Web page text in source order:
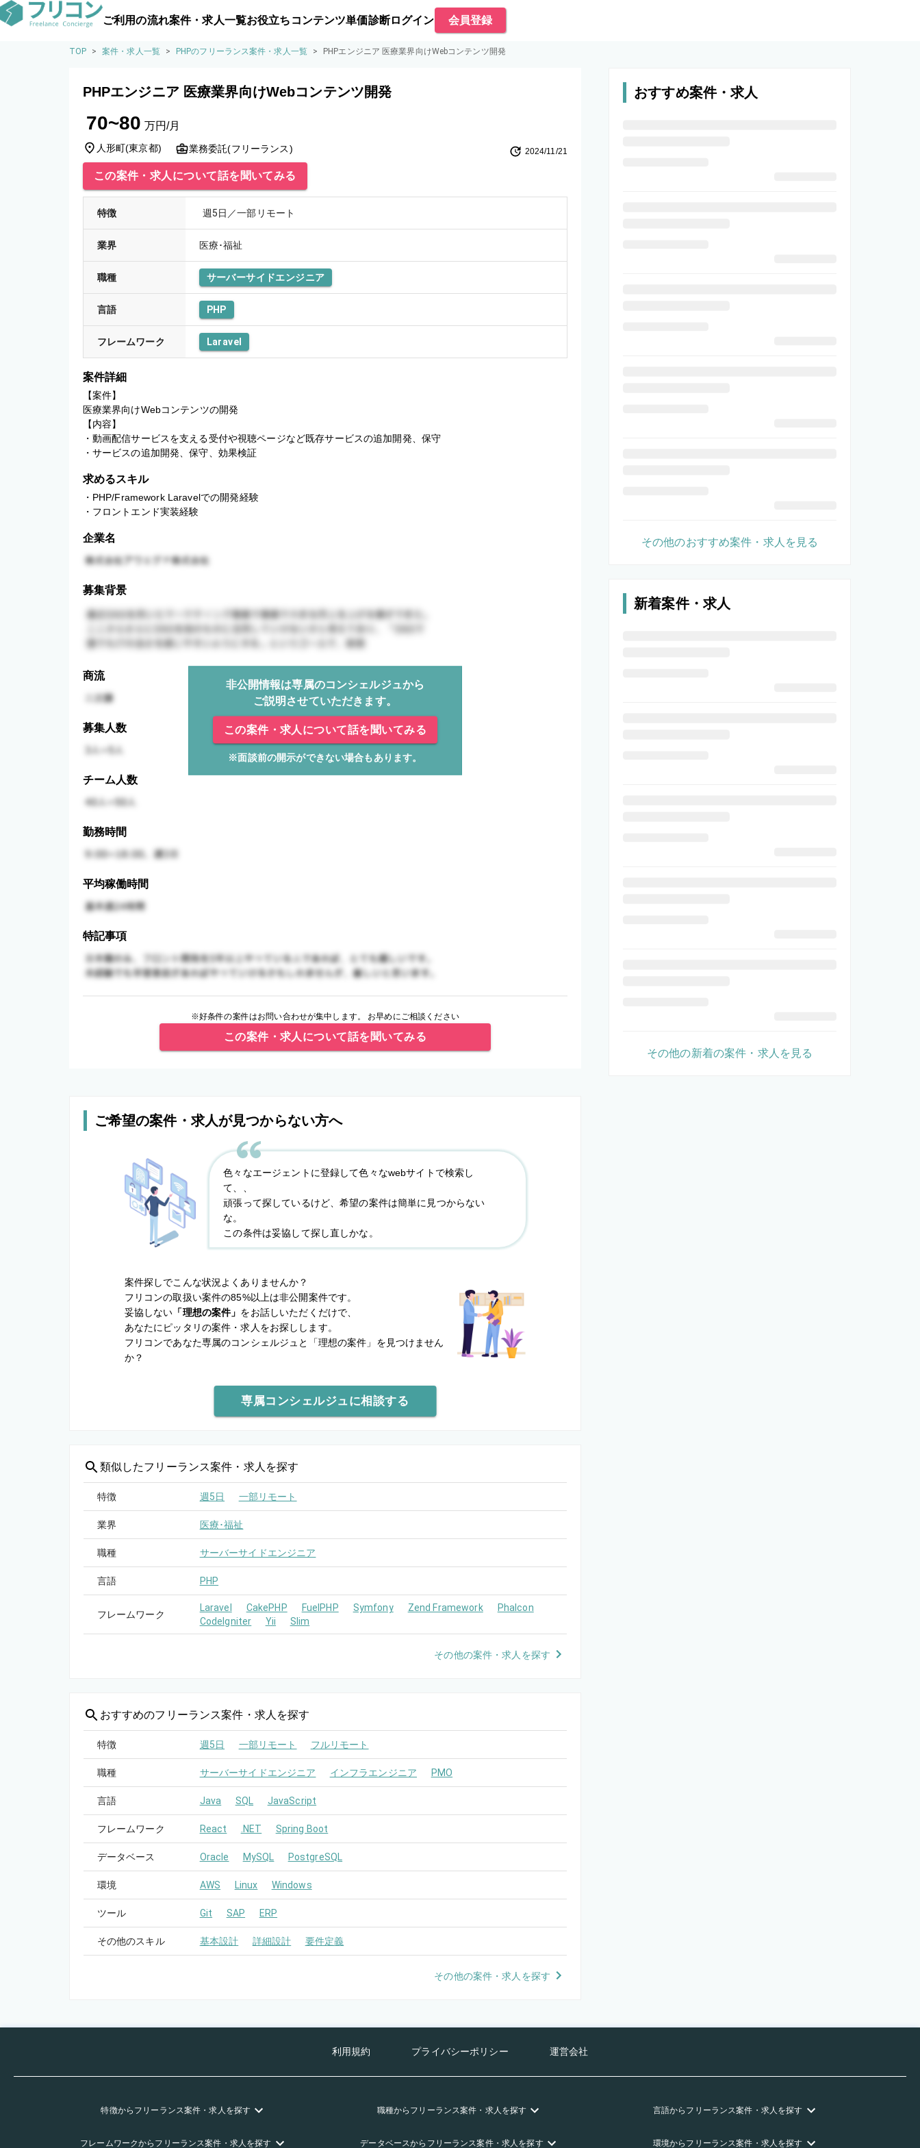
ご利用の流れ案件・求人一覧お役立ちコンテンツ単価診断ログイン 会員登録
TOP > 案件・求人一覧 > PHPのフリーランス案件・求人一覧 > PHPエンジニア 医療業界向けWebコンテンツ開発
PHPエンジニア 医療業界向けWebコンテンツ開発
70~80 万円/月
人形町(東京都) 業務委託(フリーランス) 2024/11/21
この案件・求人について話を聞いてみる
特徴 週5日／一部リモート
業界 医療･福祉
職種 サーバーサイドエンジニア
言語 PHP
フレームワーク Laravel
案件詳細
【案件】
医療業界向けWebコンテンツの開発
【内容】
・動画配信サービスを支える受付や視聴ページなど既存サービスの追加開発、保守
・サービスの追加開発、保守、効果検証
求めるスキル
・PHP/Framework Laravelでの開発経験
・フロントエンド実装経験
企業名
募集背景
商流
非公開情報は専属のコンシェルジュから
ご説明させていただきます。
この案件・求人について話を聞いてみる
※面談前の開示ができない場合もあります。
募集人数
チーム人数
勤務時間
平均稼働時間
特記事項
※好条件の案件はお問い合わせが集中します。 お早めにご相談ください
この案件・求人について話を聞いてみる
ご希望の案件・求人が見つからない方へ
色々なエージェントに登録して色々なwebサイトで検索し
て、、
頑張って探しているけど、希望の案件は簡単に見つからない
な。
この条件は妥協して探し直しかな。
案件探しでこんな状況よくありませんか？
フリコンの取扱い案件の85%以上は非公開案件です。
妥協しない 「理想の案件」 をお話しいただくだけで、
あなたにピッタリの案件・求人をお探しします。
フリコンであなた専属のコンシェルジュと
「理想の案件」を見つけません
か？
専属コンシェルジュに相談する
類似したフリーランス案件・求人を探す
特徴 週5日 一部リモート
業界 医療･福祉
職種 サーバーサイドエンジニア
言語 PHP
フレームワーク
Laravel CakePHP FuelPHP Symfony Zend Framework
Phalcon
CodeIgniter
Yii Slim
その他の案件・求人を探す
おすすめのフリーランス案件・求人を探す
特徴 週5日 一部リモート フルリモート
職種 サーバーサイドエンジニア インフラエンジニア PMO
言語 Java SQL JavaScript
フレームワーク React .NET Spring Boot
データベース Oracle MySQL PostgreSQL
環境 AWS Linux Windows
ツール Git SAP ERP
その他のスキル 基本設計 詳細設計 要件定義
その他の案件・求人を探す
おすすめ案件・求人
その他のおすすめ案件・求人を見る
新着案件・求人
その他の新着の案件・求人を見る
利用規約 プライバシーポリシー 運営会社
特徴からフリーランス案件・求人を探す 職種からフリーランス案件・求人を探す 言語からフリーランス案件・求人を探す
フレームワークからフリーランス案件・求人を探す データベースからフリーランス案件・求人を探す 環境からフリーランス案件・求人を探す